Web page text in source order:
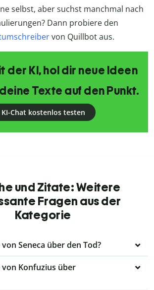
selbst, aber suchst manchmal nach
Dann probiere den
von Quillbot aus.
der KI, hol dir neue Ideen
Texte auf den Punkt.
KI-Chat kostenlos testen
und Zitate: Weitere
Fragen aus der
Kategorie
Seneca über den Tod?
von Konfuzius über